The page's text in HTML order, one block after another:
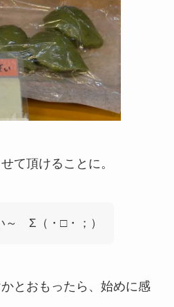
て頂けることに。
～ Σ（・□・；）
とおもったら、始めに感